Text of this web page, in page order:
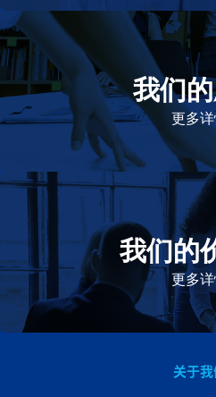
我们
更多
作为一个负责任的企业公民
及的药物，传递
我们的
更多
我们的价值观是爱施健存立
此为指引，为实现集团
关于我